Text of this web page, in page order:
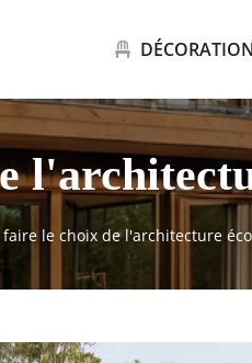
DÉCORATION
le choix de l'architecture